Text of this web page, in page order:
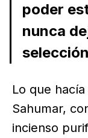
poder
nunca
Lo que
Sahumar,
incienso